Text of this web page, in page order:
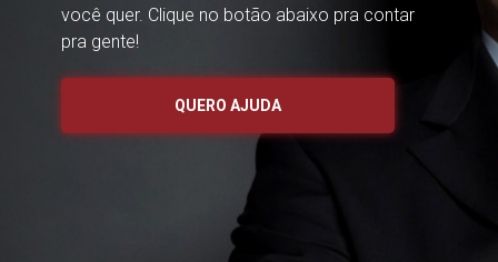
você quer. Clique no botão abaixo pra contar
pra gente!
QUERO AJUDA